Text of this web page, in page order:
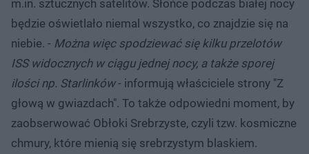
m.in. sztucznych satelitów. Słońce podczas białej nocy
będzie oświetlało niemal wszystko, co znajdzie się na
niebie. - Można więc spodziewać się kilku przelotów
ISS widocznych w ciągu jednej nocy, a także sporej
ilości np. Starlinków- informują właściciele strony "Z
głową w gwiazdach". To także odpowiedni moment, by
zaobserwować Obłoki Srebrzyste, czyli tzw. kosmiczne
chmury, które mienią się srebrzystym blaskiem.